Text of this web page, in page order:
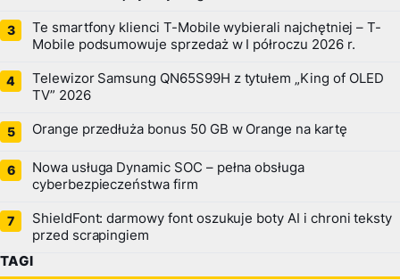
Te smartfony klienci T-Mobile wybierali najchętniej – T-
Mobile podsumowuje sprzedaż w I półroczu 2026 r.
Telewizor Samsung QN65S99H z tytułem „King of OLED
TV” 2026
Orange przedłuża bonus 50 GB w Orange na kartę
Nowa usługa Dynamic SOC – pełna obsługa
cyberbezpieczeństwa firm
ShieldFont: darmowy font oszukuje boty AI i chroni teksty
przed scrapingiem
TAGI